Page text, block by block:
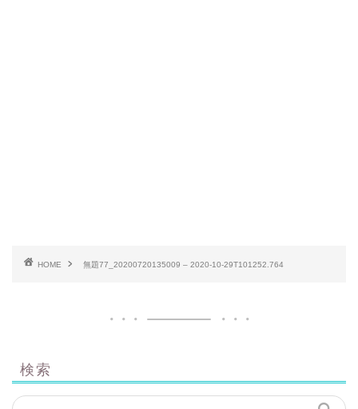
HOME 無題77_20200720135009 – 2020-10-29T101252.764
検索